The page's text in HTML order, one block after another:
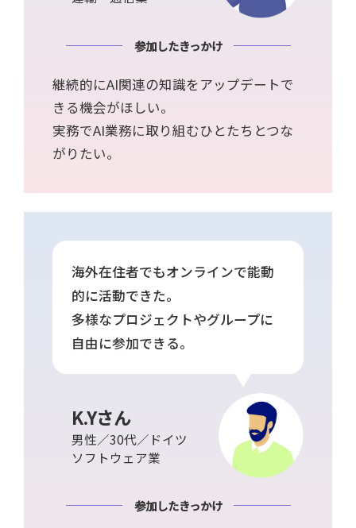
参加したきっかけ
継続的にAI関連の知識をアップデートで
きる機会がほしい。
実務でAI業務に取り組むひとたちとつな
がりたい。
海外在住者でもオンラインで能動
的に活動できた。
多様なプロジェクトやグループに
自由に参加できる。
K.Yさん
男性／30代／ドイツ
ソフトウェア業
参加したきっかけ